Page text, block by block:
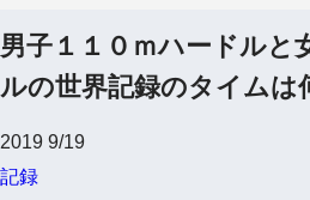
男子１１０ｍハードルと
ルの世界記録のタイムは
2019 9/19
記録